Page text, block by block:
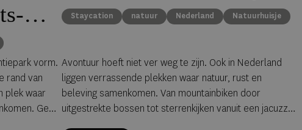
vorm.
rand van
plek waar
Geen
Staycation natuur Nederland Natuurhuisje
Avontuur hoeft niet ver weg te zijn. Ook in Nederland
liggen verrassende plekken waar natuur, rust en
beleving samenkomen. Van mountainbiken door
uitgestrekte bossen tot sterrenkijken vanuit een jacuzzi: